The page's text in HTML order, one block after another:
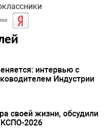
интервью с
Индустрии
своей жизни, обсудили
2026